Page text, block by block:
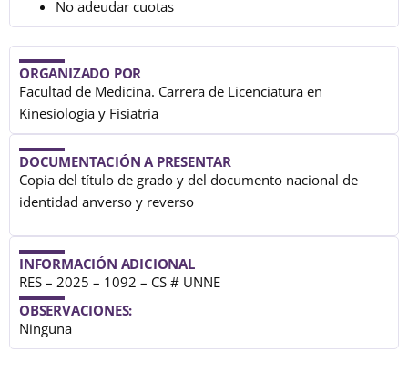
No adeudar cuotas
ORGANIZADO POR
Facultad de Medicina. Carrera de Licenciatura en
Kinesiología y Fisiatría
DOCUMENTACIÓN A PRESENTAR
Copia del título de grado y del documento nacional de
identidad anverso y reverso
INFORMACIÓN ADICIONAL
RES – 2025 – 1092 – CS # UNNE
OBSERVACIONES:
Ninguna